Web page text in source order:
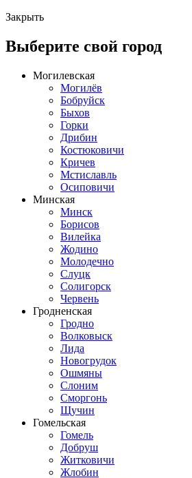
Закрыть
Выберите свой город
Могилевская
Могилёв
Бобруйск
Быхов
Горки
Дрибин
Костюковичи
Кричев
Мстиславль
Осиповичи
Минская
Минск
Борисов
Вилейка
Жодино
Молодечно
Слуцк
Солигорск
Червень
Гродненская
Гродно
Волковыск
Лида
Новогрудок
Ошмяны
Слоним
Сморгонь
Щучин
Гомельская
Гомель
Добруш
Житковичи
Жлобин